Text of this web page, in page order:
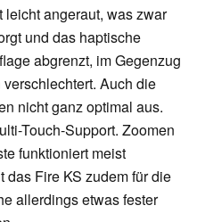
angeraut, was zwar
und das haptische
abgrenzt, im Gegenzug
Auch die
nicht ganz optimal aus.
Touch-Support. Zoomen
funktioniert meist
Fire KS zudem für die
allerdings etwas fester